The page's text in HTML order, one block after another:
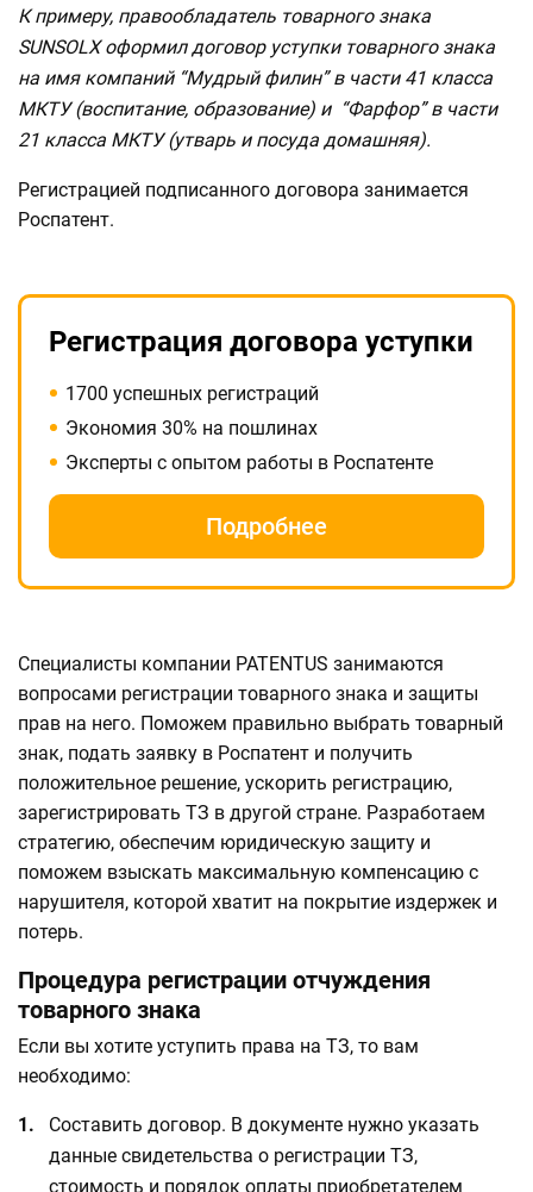
К примеру, правообладатель товарного знака
SUNSOLX оформил договор уступки товарного знака
на имя компаний “Мудрый филин” в части 41 класса
МКТУ (воспитание, образование) и “Фарфор” в части
21 класса МКТУ (утварь и посуда домашняя).
Регистрацией подписанного договора занимается
Роспатент.
Регистрация договора уступки
1700 успешных регистраций
Экономия 30% на пошлинах
Эксперты с опытом работы в Роспатенте
Подробнее
Специалисты компании PATENTUS занимаются
вопросами регистрации товарного знака и защиты
прав на него. Поможем правильно выбрать товарный
знак, подать заявку в Роспатент и получить
положительное решение, ускорить регистрацию,
зарегистрировать ТЗ в другой стране. Разработаем
стратегию, обеспечим юридическую защиту и
поможем взыскать максимальную компенсацию с
нарушителя, которой хватит на покрытие издержек и
потерь.
Процедура регистрации отчуждения
товарного знака
Если вы хотите уступить права на ТЗ, то вам
необходимо:
Составить договор. В документе нужно указать
данные свидетельства о регистрации ТЗ,
стоимость и порядок оплаты приобретателем